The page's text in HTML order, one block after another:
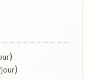
)
)